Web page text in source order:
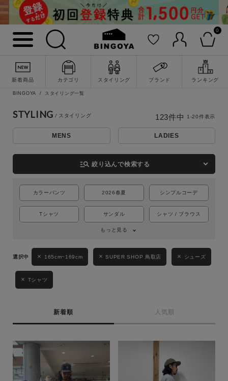
0
新着商品 カテゴリ スタイリング ブランド ランキング
詳細検索
BINGOYA スタイリング一覧
STYLING
MENS LADIES
manage_search 絞り込んで検索する
カラーパンツ 2026春夏 シンプルコーデ
Tシャツ サンダル シャツ / ブラウス
もっと見る
165cm~169cm SUPER SHOP 鳥取店 シューズ
Tシャツ
新着順 人気順
123件中 1-20件表示